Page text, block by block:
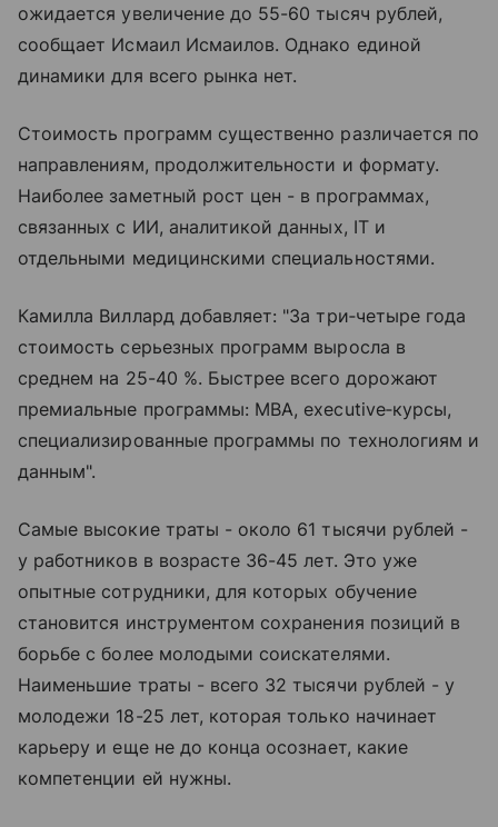
ожидается увеличение до 55-60 тысяч рублей,
сообщает Исмаил Исмаилов. Однако единой
динамики для всего рынка нет.
Стоимость программ существенно различается по
направлениям, продолжительности и формату.
Наиболее заметный рост цен - в программах,
связанных с ИИ, аналитикой данных, IT и
отдельными медицинскими специальностями.
Камилла Виллард добавляет: "За три‑четыре года
стоимость серьезных программ выросла в
среднем на 25-40 %. Быстрее всего дорожают
премиальные программы: MBA, executive‑курсы,
специализированные программы по технологиям и
данным".
Самые высокие траты - около 61 тысячи рублей -
у работников в возрасте 36-45 лет. Это уже
опытные сотрудники, для которых обучение
становится инструментом сохранения позиций в
борьбе с более молодыми соискателями.
Наименьшие траты - всего 32 тысячи рублей - у
молодежи 18-25 лет, которая только начинает
карьеру и еще не до конца осознает, какие
компетенции ей нужны.